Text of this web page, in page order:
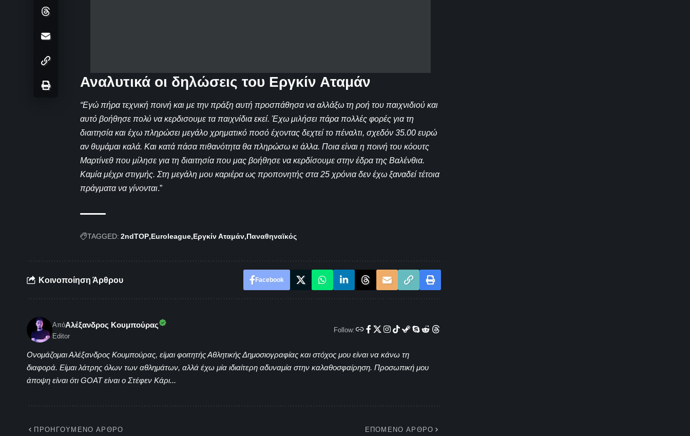
Αναλυτικά οι δηλώσεις του Εργκίν Αταμάν
“Εγώ πήρα τεχνική ποινή και με την πράξη αυτή προσπάθησα να αλλάξω τη ροή του παιχνιδιού και
αυτό βοήθησε πολύ να κερδισουμε τα παιχνίδια εκεί. Έχω μιλήσει πάρα πολλές φορές για τη
διαιτησία και έχω πληρώσει μεγάλο χρηματικό ποσό έχοντας δεχτεί το πέναλτι, σχεδόν 35.00 ευρώ
αν θυμάμαι καλά. Και κατά πάσα πιθανότητα θα πληρώσω κι άλλα. Ποια είναι η ποινή του κόουτς
Μαρτίνεθ που μίλησε για τη διαιτησία που μας βοήθησε να κερδίσουμε στην έδρα της Βαλένθια.
Καμία μέχρι στιγμής. Στη μεγάλη μου καριέρα ως προπονητής στα 25 χρόνια δεν έχω ξαναδεί τέτοια
πράγματα να γίνονται.”
TAGGED: 2ndTOP Euroleague Εργκίν Αταμάν Παναθηναϊκός
Κοινοποίηση Άρθρου Facebook
ΑπόΑλέξανδρος Κουμπούρας
Editor
Follow:
Ονομάζομαι Αλέξανδρος Κουμπούρας, είμαι φοιτητής Αθλητικής Δημοσιογραφίας και στόχος μου είναι να κάνω τη
διαφορά. Είμαι λάτρης όλων των αθλημάτων, αλλά έχω μία ιδιαίτερη αδυναμία στην καλαθοσφαίρηση. Προσωπική μου
άποψη είναι ότι GOAT είναι ο Στέφεν Κάρι...
ΠΡΟΗΓΟΎΜΕΝΟ ΆΡΘΡΟ ΕΠΌΜΕΝΟ ΆΡΘΡΟ